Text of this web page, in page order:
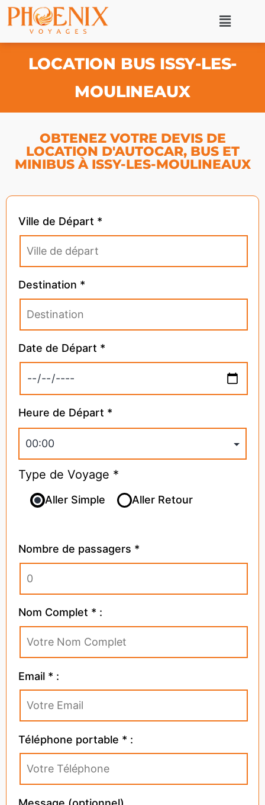
LOCATION BUS ISSY-LES-
MOULINEAUX
OBTENEZ VOTRE DEVIS DE
LOCATION D'AUTOCAR, BUS ET
MINIBUS À ISSY-LES-MOULINEAUX
Ville de Départ *
Destination *
Date de Départ *
Heure de Départ *
Type de Voyage *
Aller Simple Aller Retour
Nombre de passagers *
Nom Complet * :
Email * :
Téléphone portable * :